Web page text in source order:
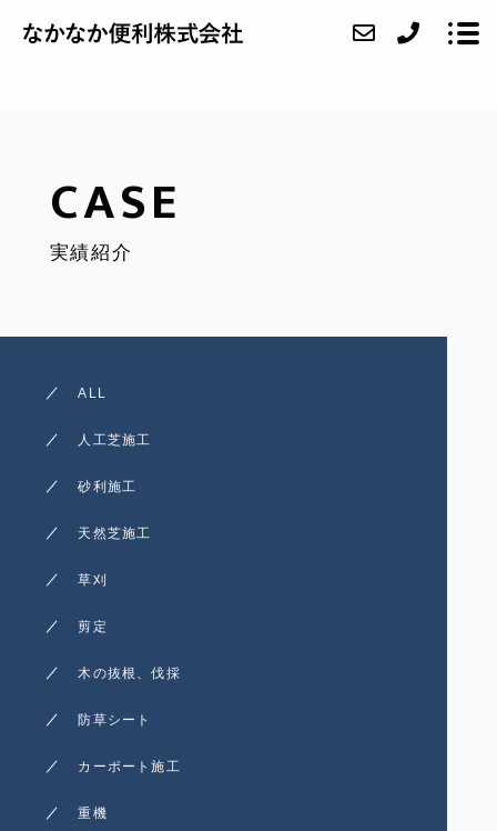
CASE
実績紹介
ALL
人工芝施工
砂利施工
天然芝施工
草刈
剪定
木の抜根、伐採
防草シート
カーポート施工
重機